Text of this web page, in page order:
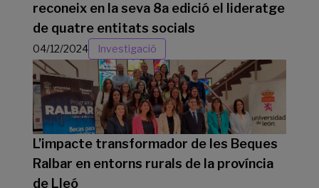
reconeix en la seva 8a edició el lideratge
de quatre entitats socials
04/12/2024 Investigació
L’impacte transformador de les Beques
Ralbar en entorns rurals de la província
de Lleó